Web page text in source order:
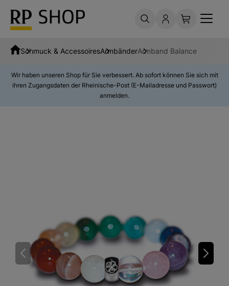
Schmuck & AccessoiresArmbänderArmband Balance
Wir haben unseren Shop für Sie verbessert. Ab sofort können Sie sich mit
ihren Zugangsdaten der Rheinische-Post (E-Mailadresse und Passwort)
anmelden.